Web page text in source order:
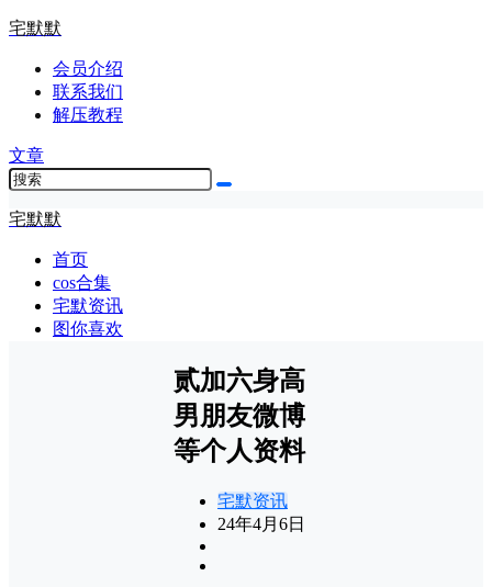
宅默默
会员介绍
联系我们
解压教程
文章
宅默默
首页
cos合集
宅默资讯
图你喜欢
贰加六身高
男朋友微博
等个人资料
宅默资讯
24年4月6日